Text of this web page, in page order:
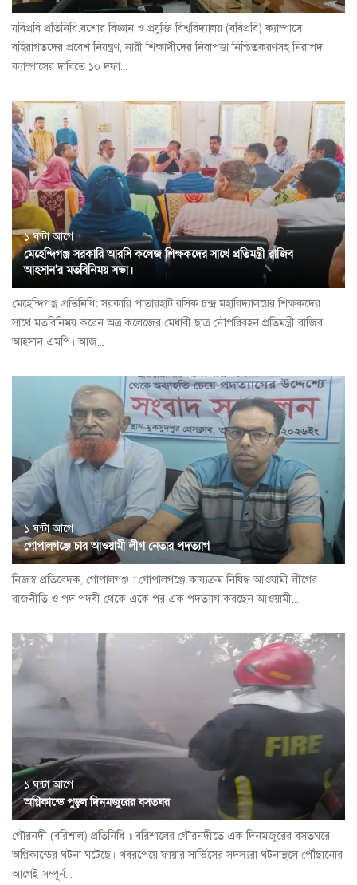
যবিপ্রবি প্রতিনিধি:যশোর বিজ্ঞান ও প্রযুক্তি বিশ্ববিদ্যালয় (যবিপ্রবি) ক্যাম্পাসে
বহিরাগতদের প্রবেশ নিয়ন্ত্রণ, নারী শিক্ষার্থীদের নিরাপত্তা নিশ্চিতকরণসহ নিরাপদ
ক্যাম্পাসের দাবিতে ১০ দফা...
১ ঘন্টা আগে
মেহেন্দিগঞ্জ সরকারি আরসি কলেজ শিক্ষকদের সাথে প্রতিমন্ত্রী রাজিব
আহসান'র মতবিনিময় সভা।
মেহেন্দিগঞ্জ প্রতিনিধি: সরকারি পাতারহাট রসিক চন্দ্র মহাবিদ্যালয়ের শিক্ষকদের
সাথে মতবিনিময় করেন অত্র কলেজের মেধাবী ছাত্র নৌপরিবহন প্রতিমন্ত্রী রাজিব
আহসান এমপি। আজ...
১ ঘন্টা আগে
গোপালগঞ্জে চার আওয়ামী লীগ নেতার পদত্যাগ
নিজস্ব প্রতিবেদক, গোপালগঞ্জ : গোপালগঞ্জে কায্যক্রম নিষিদ্ধ আওয়ামী লীগের
রাজনীতি ও পদ পদবী থেকে একে পর এক পদত্যাগ করছেন আওয়ামী...
১ ঘন্টা আগে
অগ্নিকান্ডে পুড়ল দিনমজুরের বসতঘর
গৌরনদী (বরিশাল) প্রতিনিধি ॥ বরিশালের গৌরনদীতে এক দিনমজুরের বসতঘরে
অগ্নিকান্ডের ঘটনা ঘটেছে। খবরপেয়ে ফায়ার সার্ভিসের সদস্যরা ঘটনাস্থলে পৌঁছানোর
আগেই সম্পূর্ন...